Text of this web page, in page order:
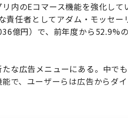
内のEコマース機能を強化して
任者としてアダム・モッセー
億円）で、前年度から52.9%
な広告メニューにある。中で
で、ユーザーらは広告からダ